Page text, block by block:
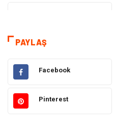
Tatil
Eğitim
Hukuk
PAYLAŞ
Facebook
Pinterest